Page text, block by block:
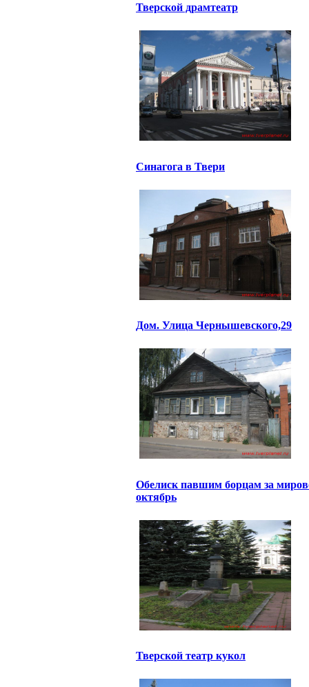
Тверской драмтеатр
Синагога в Твери
Дом. Улица Чернышевского,29
Обелиск павшим борцам за
октябрь
Тверской театр кукол